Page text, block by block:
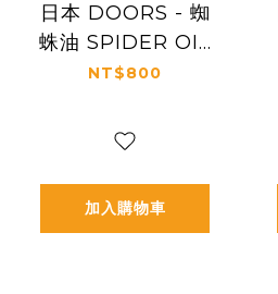
日本 DOORS - 蜘
蛛油 SPIDER OIL
高光半固態膠油
NT$800
加入購物車